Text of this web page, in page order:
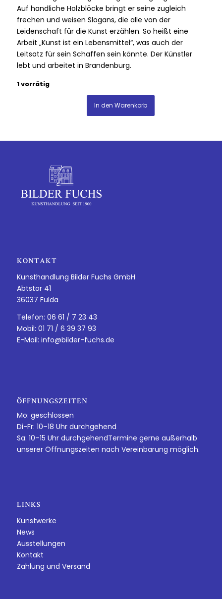
Auf handliche Holzblöcke bringt er seine zugleich
frechen und weisen Slogans, die alle von der
Leidenschaft für die Kunst erzählen. So heißt eine
Arbeit „Kunst ist ein Lebensmittel“, was auch der
Leitsatz für sein Schaffen sein könnte. Der Künstler
lebt und arbeitet in Brandenburg.
1 vorrätig
In den Warenkorb
KONTAKT
Kunsthandlung Bilder Fuchs GmbH
Abtstor 41
36037 Fulda
Telefon: 06 61 / 7 23 43
Mobil: 01 71 / 6 39 37 93
E-Mail: info@bilder-fuchs.de
ÖFFNUNGSZEITEN
Mo: geschlossen
Di-Fr: 10–18 Uhr durchgehend
Sa: 10–15 Uhr durchgehendTermine gerne außerhalb
unserer Öffnungszeiten nach Vereinbarung möglich.
LINKS
Kunstwerke
News
Ausstellungen
Kontakt
Zahlung und Versand